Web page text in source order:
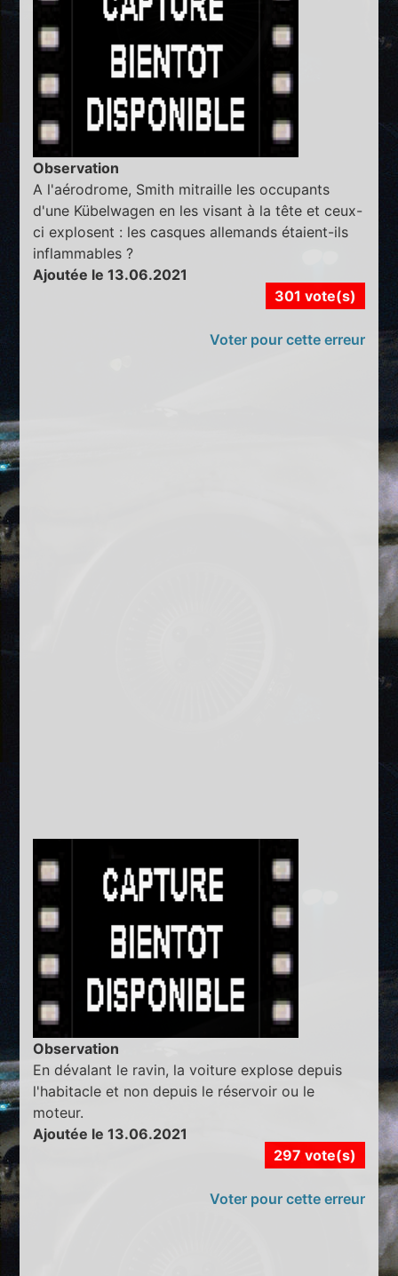
Observation
A l'aérodrome, Smith mitraille les occupants
d'une Kübelwagen en les visant à la tête et ceux-
ci explosent : les casques allemands étaient-ils
inflammables ?
Ajoutée le 13.06.2021
301 vote(s)
Voter pour cette erreur
Observation
En dévalant le ravin, la voiture explose depuis
l'habitacle et non depuis le réservoir ou le
moteur.
Ajoutée le 13.06.2021
297 vote(s)
Voter pour cette erreur